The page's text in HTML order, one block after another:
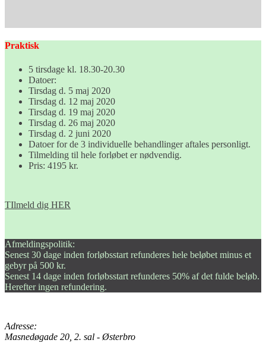
Praktisk
5 tirsdage kl. 18.30-20.30
Datoer:
Tirsdag d. 5 maj 2020
Tirsdag d. 12 maj 2020
Tirsdag d. 19 maj 2020
Tirsdag d. 26 maj 2020
Tirsdag d. 2 juni 2020
Datoer for de 3 individuelle behandlinger aftales personligt.
Tilmelding til hele forløbet er nødvendig.
Pris: 4195 kr.
TIlmeld dig HER
Afmeldingspolitik:
Senest 30 dage inden forløbsstart refunderes hele beløbet minus et
gebyr på 500 kr.
Senest 14 dage inden forløbsstart refunderes 50% af det fulde beløb.
Herefter ingen refundering.
Adresse:
Masnedøgade 20, 2. sal - Østerbro